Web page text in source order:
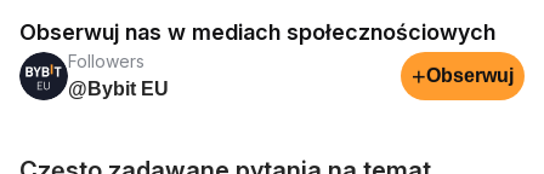
Obserwuj nas w mediach społecznościowych
Followers
@Bybit EU
+Obserwuj